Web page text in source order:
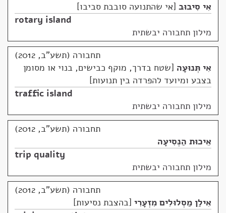
אִי סִיבוּב אי שהתנועה סובבת סביבו
rotary island
מילון תחבורה יבשתית
תחבורה (תשע"ב, 2012)
אִי תְּנוּעָה שטח בדרך, מוקף כבישים, בנוי או מסומן
בצבע ומיועד להפרדה בין תנועות
traffic island
מילון תחבורה יבשתית
תחבורה (תשע"ב, 2012)
אֵיכוּת הַנְּסִיעָה
trip quality
מילון תחבורה יבשתית
תחבורה (תשע"ב, 2012)
אִילַן מַסְלוּלִים מִזְעָרִי בהצבת נסיעות